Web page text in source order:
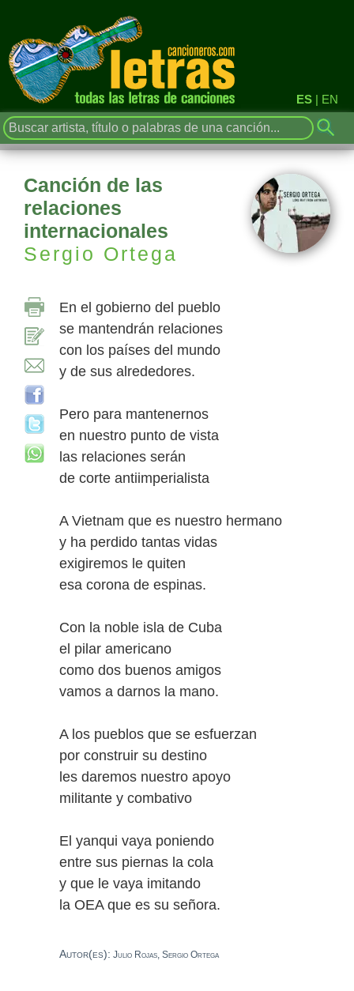
ES | EN
Canción de las
relaciones
internacionales
Sergio Ortega
En el gobierno del pueblo
se mantendrán relaciones
con los países del mundo
y de sus alrededores.
Pero para mantenernos
en nuestro punto de vista
las relaciones serán
de corte antiimperialista
A Vietnam que es nuestro hermano
y ha perdido tantas vidas
exigiremos le quiten
esa corona de espinas.
Con la noble isla de Cuba
el pilar americano
como dos buenos amigos
vamos a darnos la mano.
A los pueblos que se esfuerzan
por construir su destino
les daremos nuestro apoyo
militante y combativo
El yanqui vaya poniendo
entre sus piernas la cola
y que le vaya imitando
la OEA que es su señora.
Autor(es): Julio Rojas, Sergio Ortega